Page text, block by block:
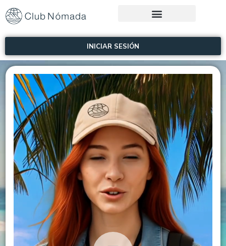
INICIAR SESIÓN